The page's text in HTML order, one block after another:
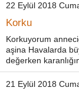
22 Eylül 2018
Korku
Korkuyorum
aşina Havalarda
değerken
21 Eylül 2018